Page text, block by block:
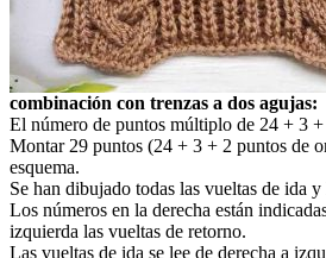
combinación con trenzas a dos agujas:
El número de puntos múltiplo de 24 + 3
Montar 29 puntos (24 + 3 + 2 puntos de
esquema.
Se han dibujado todas las vueltas de ida
Los números en la derecha están
izquierda las vueltas de retorno.
Las vueltas de ida se lee de derecha a